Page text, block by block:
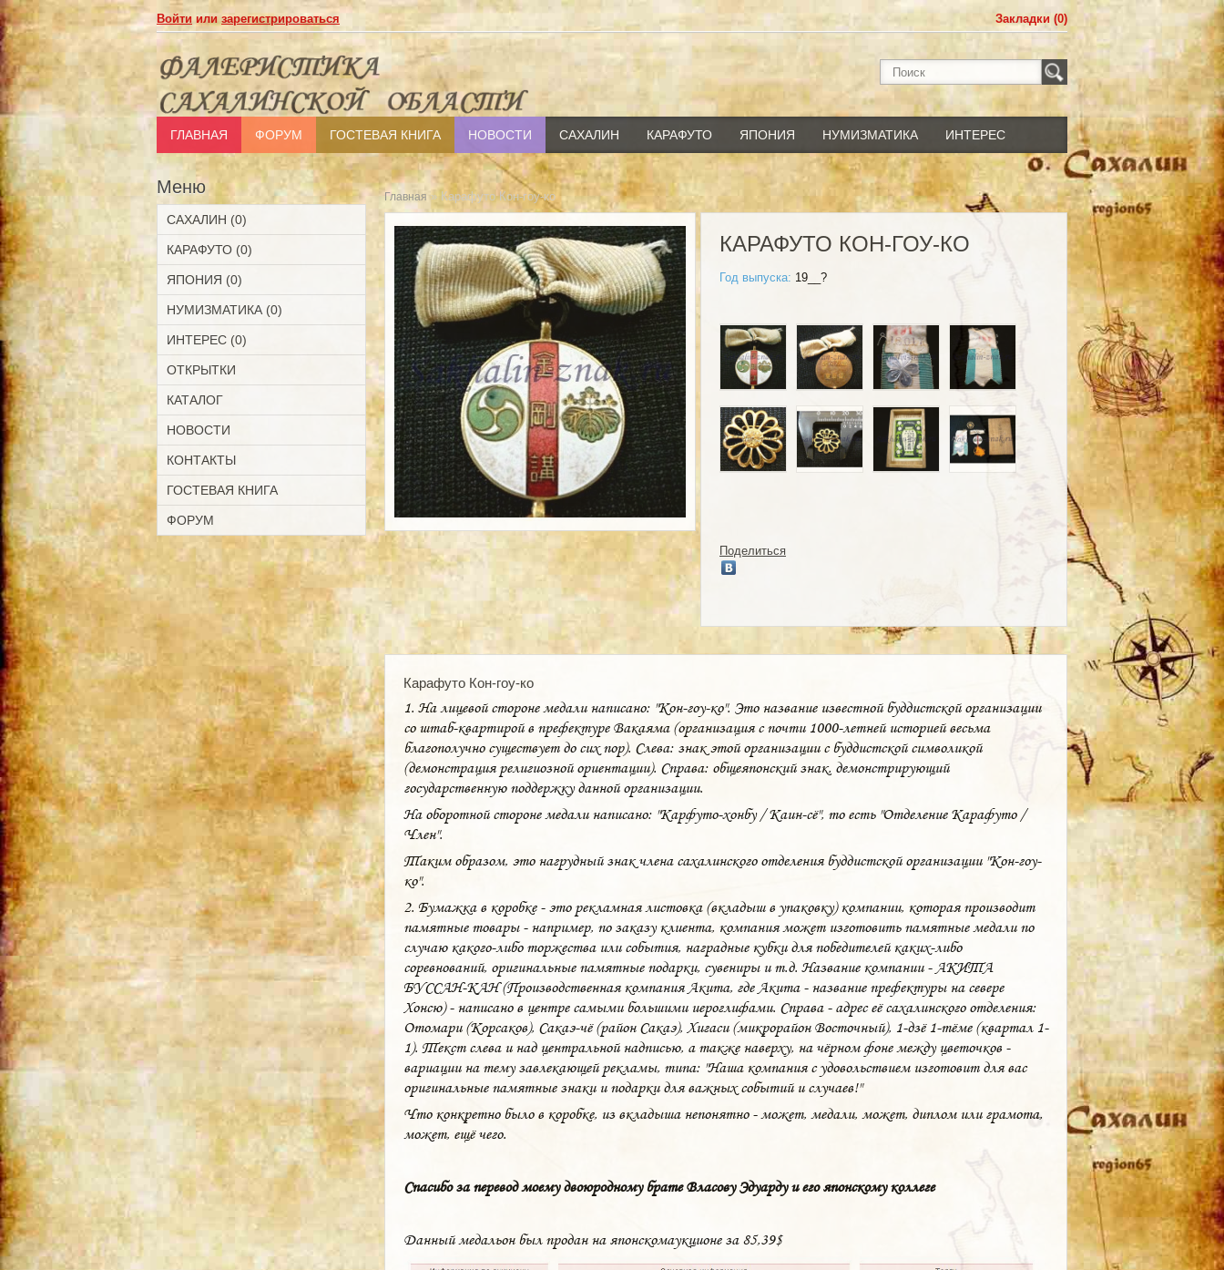
Войти илизарегистрироваться Закладки (0)
ГЛАВНАЯ ФОРУМ ГОСТЕВАЯ КНИГА НОВОСТИ САХАЛИН КАРАФУТО ЯПОНИЯ НУМИЗМАТИКА ИНТЕРЕС
Меню
САХАЛИН (0)
КАРАФУТО (0)
ЯПОНИЯ (0)
НУМИЗМАТИКА (0)
ИНТЕРЕС (0)
ОТКРЫТКИ
КАТАЛОГ
НОВОСТИ
КОНТАКТЫ
ГОСТЕВАЯ КНИГА
ФОРУМ
Главная » Карафуто Кон-гоу-ко
КАРАФУТО КОН-ГОУ-КО
Год выпуска: 19__?
Поделиться
Карафуто Кон-гоу-ко
1. На лицевой стороне медали написано: "Кон-гоу-ко". Это название известной буддистской организации
со штаб-квартирой в префектуре Вакаяма (организация с почти 1000-летней историей весьма
благополучно существует до сих пор). Слева: знак этой организации с буддистской символикой
(демонстрация религиозной ориентации). Справа: общеяпонский знак, демонстрирующий
государственную поддержку данной организации.
На оборотной стороне медали написано: "Карфуто-хонбу / Каин-сё", то есть "Отделение Карафуто /
Член".
Таким образом, это нагрудный знак члена сахалинского отделения буддистской организации "Кон-гоу-
ко".
2. Бумажка в коробке - это рекламная листовка (вкладыш в упаковку) компании, которая производит
памятные товары - например, по заказу клиента, компания может изготовить памятные медали по
случаю какого-либо торжества или события, наградные кубки для победителей каких-либо
соревнований, оригинальные памятные подарки, сувениры и т.д. Название компании - АКИТА
БУССАН-КАН (Производственная компания Акита, где Акита - название префектуры на севере
Хонсю) - написано в центре самыми большими иероглифами. Справа - адрес её сахалинского отделения:
Отомари (Корсаков), Сакаэ-чё (район Сакаэ), Хигаси (микрорайон Восточный), 1-дзё 1-тёме (квартал 1-
1). Текст слева и над центральной надписью, а также наверху, на чёрном фоне между цветочков -
вариации на тему завлекающей рекламы, типа: "Наша компания с удовольствием изготовит для вас
оригинальные памятные знаки и подарки для важных событий и случаев!"
Что конкретно было в коробке, из вкладыша непонятно - может, медали, может, диплом или грамота,
может, ещё чего.
Спасибо за перевод моему двоюродному брате Власову Эдуарду и его японскому коллеге
Данный медальон был продан на японскомаукционе за 85,39$